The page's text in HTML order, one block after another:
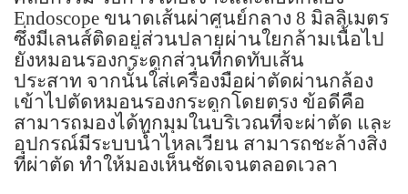
Endoscope ขนาดเส้นผ่าศูนย์กลาง 8 มิลลิเมตร
ซึ่งมีเลนส์ติดอยู่ส่วนปลายผ่านใยกล้ามเนื้อไป
ยังหมอนรองกระดูกส่วนที่กดทับเส้น
ประสาท จากนั้นใส่เครื่องมือผ่าตัดผ่านกล้อง
เข้าไปตัดหมอนรองกระดูกโดยตรง ข้อดีคือ
สามารถมองได้ทุกมุมในบริเวณที่จะผ่าตัด และ
อุปกรณ์มีระบบน้ำไหลเวียน สามารถชะล้างสิ่ง
ที่ผ่าตัด ทำให้มองเห็นชัดเจนตลอดเวลา